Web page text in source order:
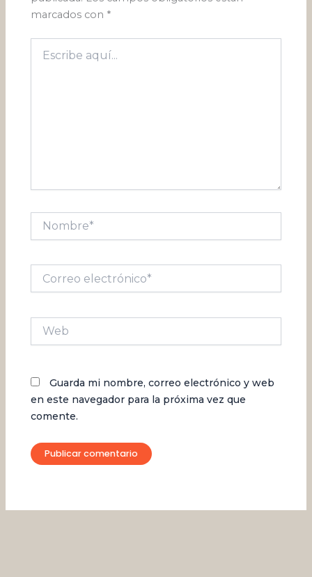
marcados con *
aquí...
Nombre*
electrónico*
Web
Guarda mi nombre, correo electrónico y web
en este navegador para la próxima vez que
comente.